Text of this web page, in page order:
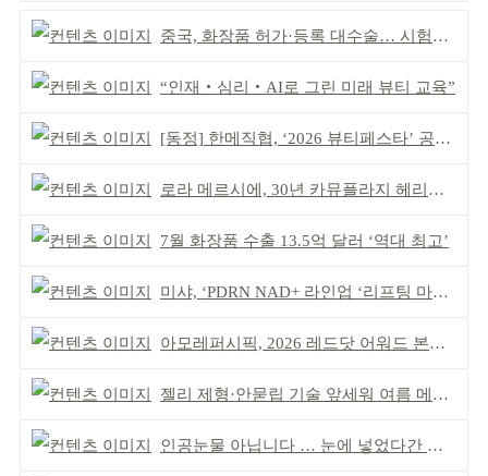
중국, 화장품 허가·등록 대수술… 시험자료 공용 허용
“인재‧심리‧AI로 그린 미래 뷰티 교육”
[동정] 한메직협, ‘2026 뷰티페스타’ 공동 주최
로라 메르시에, 30년 카뮤플라지 헤리티지 담아
7월 화장품 수출 13.5억 달러 ‘역대 최고’
미샤, ‘PDRN NAD+ 라인업 ‘리프팅 마스크’ 출시
아모레퍼시픽, 2026 레드닷 어워드 본상 2개 수상
젤리 제형·안묻립 기술 앞세워 여름 메이크업 시장 공략
인공눈물 아닙니다 … 눈에 넣었다간 각막 손상